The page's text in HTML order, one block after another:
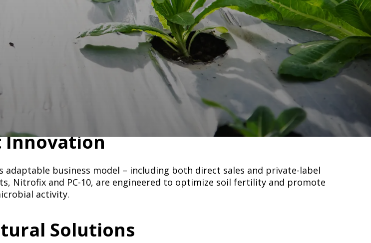
been recognized as a "Top Biostimulants Solution in Turkey – 2025" by
dedication to advancing microbial technologies that enhance soil health,
adaptable business model – including both direct sales and private-label
Nitrofix and PC-10, are engineered to optimize soil fertility and promote